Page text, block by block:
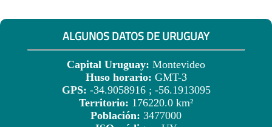
ALGUNOS DATOS DE URUGUAY
Capital Uruguay: Montevideo
Huso horario: GMT-3
GPS: -34.9058916 ; -56.1913095
Territorio: 176220.0 km²
Población: 3477000